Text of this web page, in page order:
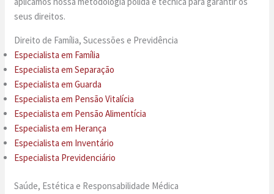
seus direitos.
Direito de Família, Sucessões e Previdência
Especialista em Família
Especialista em Separação
Especialista em Guarda
Especialista em Pensão Vitalícia
Especialista em Pensão Alimentícia
Especialista em Herança
Especialista em Inventário
Especialista Previdenciário
Saúde, Estética e Responsabilidade Médica